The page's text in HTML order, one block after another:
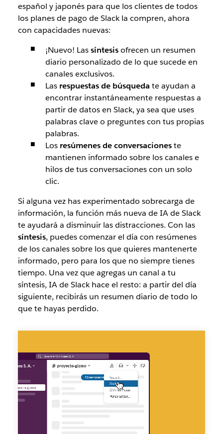
español y japonés para que los clientes de todos
los planes de pago de Slack la compren, ahora
con capacidades nuevas:
¡Nuevo! Lassíntesisofrecen un resumen
diario personalizado de lo que sucede en
canales exclusivos.
Las respuestas de búsqueda te ayudan a
encontrar instantáneamente respuestas a
partir de datos en Slack, ya sea que uses
palabras clave o preguntes con tus propias
palabras.
Los resúmenes de conversacioneste
mantienen informado sobre los canales e
hilos de tus conversaciones con un solo
clic.
Si alguna vez has experimentado sobrecarga de
información, la función más nueva de IA de Slack
te ayudará a disminuir las distracciones. Con las
síntesis, puedes comenzar el día con resúmenes
de los canales sobre los que quieres mantenerte
informado, pero para los que no siempre tienes
tiempo. Una vez que agregas un canal a tu
síntesis, IA de Slack hace el resto: a partir del día
siguiente, recibirás un resumen diario de todo lo
que te hayas perdido.
de
funciones
de